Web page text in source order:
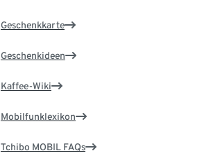
Geschenkkarte
Geschenkideen
Kaffee-Wiki
Mobilfunklexikon
Tchibo MOBIL FAQs